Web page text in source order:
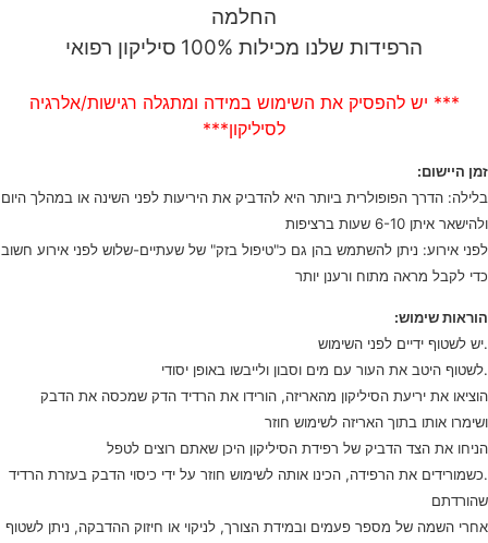
החלמה
הרפידות שלנו מכילות 100% סיליקון רפואי
*** יש להפסיק את השימוש במידה ומתגלה רגישות/אלרגיה
לסיליקון***
זמן היישום:
בלילה: הדרך הפופולרית ביותר היא להדביק את היריעות לפני השינה או במהלך היום
ולהישאר איתן 6-10 שעות ברציפות
לפני אירוע: ניתן להשתמש בהן גם כ"טיפול בזק" של שעתיים-שלוש לפני אירוע חשוב
כדי לקבל מראה מתוח ורענן יותר
הוראות שימוש:
.יש לשטוף ידיים לפני השימוש
.לשטוף היטב את העור עם מים וסבון ולייבשו באופן יסודי
הוציאו את יריעת הסיליקון מהאריזה, הורידו את הרדיד הדק שמכסה את הדבק
ושימרו אותו בתוך האריזה לשימוש חוזר
הניחו את הצד הדביק של רפידת הסיליקון היכן שאתם רוצים לטפל
.כשמורידים את הרפידה, הכינו אותה לשימוש חוזר על ידי כיסוי הדבק בעזרת הרדיד
שהורדתם
אחרי השמה של מספר פעמים ובמידת הצורך, לניקוי או חיזוק ההדבקה, ניתן לשטוף